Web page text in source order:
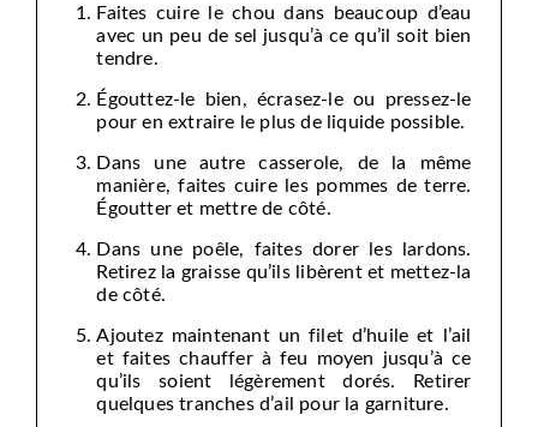
Faites cuire le chou dans beaucoup d’eau
avec un peu de sel jusqu’à ce qu’il soit bien
tendre.
Égouttez-le bien, écrasez-le ou pressez-le
pour en extraire le plus de liquide possible.
Dans une autre casserole, de la même
manière, faites cuire les pommes de terre.
Égoutter et mettre de côté.
Dans une poêle, faites dorer les lardons.
Retirez la graisse qu’ils libèrent et mettez-la
de côté.
Ajoutez maintenant un filet d’huile et l’ail
et faites chauffer à feu moyen jusqu’à ce
qu’ils soient légèrement dorés. Retirer
quelques tranches d’ail pour la garniture.